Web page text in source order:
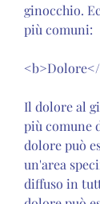
ginocchio.
più comuni:
Il dolore al
più comune
dolore può
un'area
diffuso in